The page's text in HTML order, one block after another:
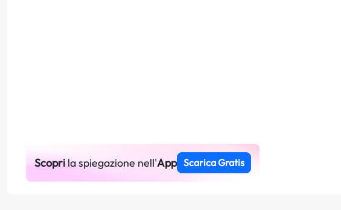
Scoprila spiegazione nell'App Scarica Gratis